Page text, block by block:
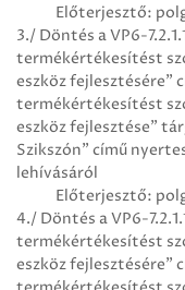
Előterjesztő:
3./ Döntés a VP6-
termékértékesítést
eszköz fejlesztésére”
termékértékesítést
eszköz fejlesztése”
Szikszón” című
lehívásáról
Előterjesztő:
4./ Döntés a VP6-
termékértékesítést
eszköz fejlesztésére”